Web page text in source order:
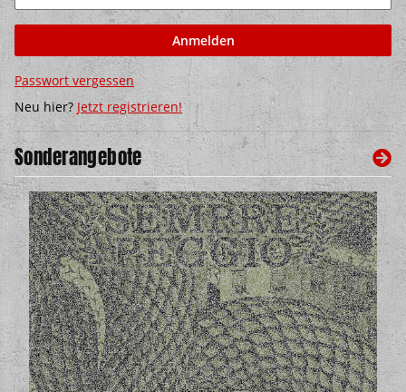
Anmelden
Passwort vergessen
Neu hier? Jetzt registrieren!
Sonderangebote